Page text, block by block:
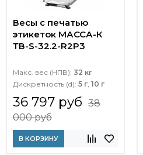
Весы с печатью
этикеток МАССА-К
ТВ-S-32.2-R2P3
Макс. вес (НПВ): 32 кг
Дискретность (d): 5 г, 10 г
36 797 руб 38
000 руб
В КОРЗИНУ